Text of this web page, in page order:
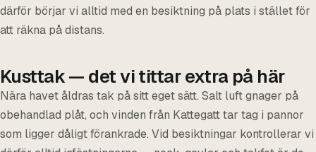
därför börjar vi alltid med en besiktning på plats i stället för
att räkna på distans.
Kusttak — det vi tittar extra på här
Nära havet åldras tak på sitt eget sätt. Salt luft gnager på
obehandlad plåt, och vinden från Kattegatt tar tag i pannor
som ligger dåligt förankrade. Vid besiktningar kontrollerar vi